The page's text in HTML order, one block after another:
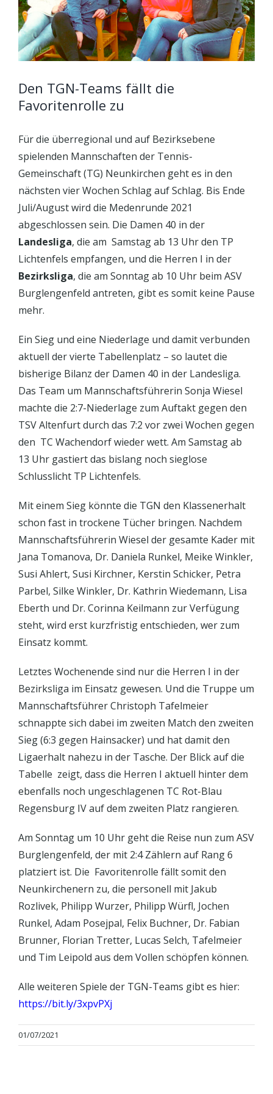
Den TGN-Teams fällt die
Favoritenrolle zu
Für die überregional und auf Bezirksebene
spielenden Mannschaften der Tennis-
Gemeinschaft (TG) Neunkirchen geht es in den
nächsten vier Wochen Schlag auf Schlag. Bis Ende
Juli/August wird die Medenrunde 2021
abgeschlossen sein. Die Damen 40 in der
Landesliga, die am Samstag ab 13 Uhr den TP
Lichtenfels empfangen, und die Herren I in der
Bezirksliga, die am Sonntag ab 10 Uhr beim ASV
Burglengenfeld antreten, gibt es somit keine Pause
mehr.
Ein Sieg und eine Niederlage und damit verbunden
aktuell der vierte Tabellenplatz – so lautet die
bisherige Bilanz der Damen 40 in der Landesliga.
Das Team um Mannschaftsführerin Sonja Wiesel
machte die 2:7-Niederlage zum Auftakt gegen den
TSV Altenfurt durch das 7:2 vor zwei Wochen gegen
den TC Wachendorf wieder wett. Am Samstag ab
13 Uhr gastiert das bislang noch sieglose
Schlusslicht TP Lichtenfels.
Mit einem Sieg könnte die TGN den Klassenerhalt
schon fast in trockene Tücher bringen. Nachdem
Mannschaftsführerin Wiesel der gesamte Kader mit
Jana Tomanova, Dr. Daniela Runkel, Meike Winkler,
Susi Ahlert, Susi Kirchner, Kerstin Schicker, Petra
Parbel, Silke Winkler, Dr. Kathrin Wiedemann, Lisa
Eberth und Dr. Corinna Keilmann zur Verfügung
steht, wird erst kurzfristig entschieden, wer zum
Einsatz kommt.
Letztes Wochenende sind nur die Herren I in der
Bezirksliga im Einsatz gewesen. Und die Truppe um
Mannschaftsführer Christoph Tafelmeier
schnappte sich dabei im zweiten Match den zweiten
Sieg (6:3 gegen Hainsacker) und hat damit den
Ligaerhalt nahezu in der Tasche. Der Blick auf die
Tabelle zeigt, dass die Herren I aktuell hinter dem
ebenfalls noch ungeschlagenen TC Rot-Blau
Regensburg IV auf dem zweiten Platz rangieren.
Am Sonntag um 10 Uhr geht die Reise nun zum ASV
Burglengenfeld, der mit 2:4 Zählern auf Rang 6
platziert ist. Die Favoritenrolle fällt somit den
Neunkirchenern zu, die personell mit Jakub
Rozlivek, Philipp Wurzer, Philipp Würfl, Jochen
Runkel, Adam Posejpal, Felix Buchner, Dr. Fabian
Brunner, Florian Tretter, Lucas Selch, Tafelmeier
und Tim Leipold aus dem Vollen schöpfen können.
Alle weiteren Spiele der TGN-Teams gibt es hier:
https://bit.ly/3xpvPXj
01/07/2021